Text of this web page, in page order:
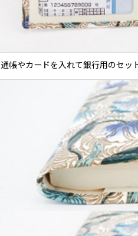
通帳やカードを入れて銀行用のセッ